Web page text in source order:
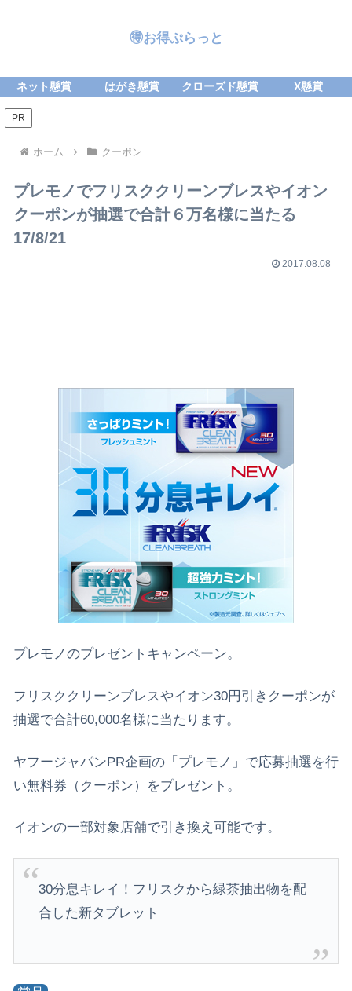
🉐お得ぷらっと
ネット懸賞 はがき懸賞 クローズド懸賞 X懸賞
PR
ホーム クーポン
プレモノでフリスククリーンブレスやイオン
クーポンが抽選で合計６万名様に当たる
17/8/21
2017.08.08
プレモノのプレゼントキャンペーン。
フリスククリーンブレスやイオン30円引きクーポンが
抽選で合計60,000名様に当たります。
ヤフージャパンPR企画の「プレモノ」で応募抽選を行
い無料券（クーポン）をプレゼント。
イオンの一部対象店舗で引き換え可能です。
30分息キレイ！フリスクから緑茶抽出物を配
合した新タブレット